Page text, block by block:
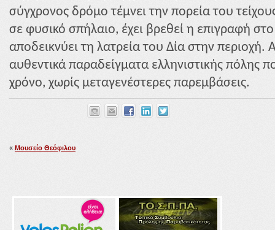
σύγχρονος δρόμο τέμνει την πορεία του
σε φυσικό σπήλαιο, έχει βρεθεί η επιγραφή
αποδεικνύει τη λατρεία του Δία στην περιοχή.
αυθεντικά παραδείγματα ελληνιστικής πόλης
χρόνο, χωρίς μεταγενέστερες παρεμβάσεις.
« Μουσείο Θεόφιλου